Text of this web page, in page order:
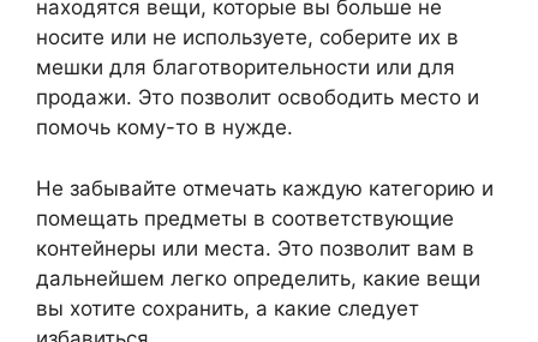
находятся вещи, которые вы больше не
носите или не используете, соберите их в
мешки для благотворительности или для
продажи. Это позволит освободить место и
помочь кому-то в нужде.
Не забывайте отмечать каждую категорию и
помещать предметы в соответствующие
контейнеры или места. Это позволит вам в
дальнейшем легко определить, какие вещи
вы хотите сохранить, а какие следует